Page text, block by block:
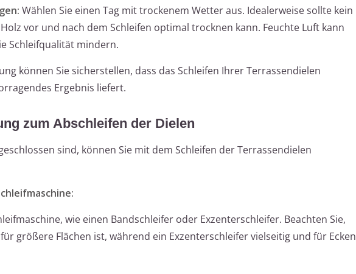
Wählen Sie einen Tag mit trockenem Wetter aus. Idealerweise sollte kein
vor und nach dem Schleifen optimal trocknen kann. Feuchte Luft kann
Schleifqualität mindern.
können Sie sicherstellen, dass das Schleifen Ihrer Terrassendielen
Ergebnis liefert.
zum Abschleifen der Dielen
sind, können Sie mit dem Schleifen der Terrassendielen
wie einen Bandschleifer oder Exzenterschleifer. Beachten Sie,
größere Flächen ist, während ein Exzenterschleifer vielseitig und für Ecken